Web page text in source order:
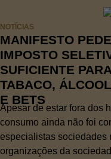
NOTÍCIAS
MANIFESTO
IMPOSTO
SUFICIENTE
TABACO,
E BETS
Apesar de estar fora dos
consumo ainda não foi
especialistas sociedades
organizações da